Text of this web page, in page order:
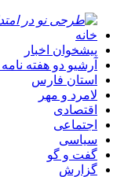
خانه
پیشخوان اخبار
آرشیو دو هفته
استان فارس
لامرد و مهر
اقتصادی
اجتماعی
سیاسی
گفت و گو
گزارش